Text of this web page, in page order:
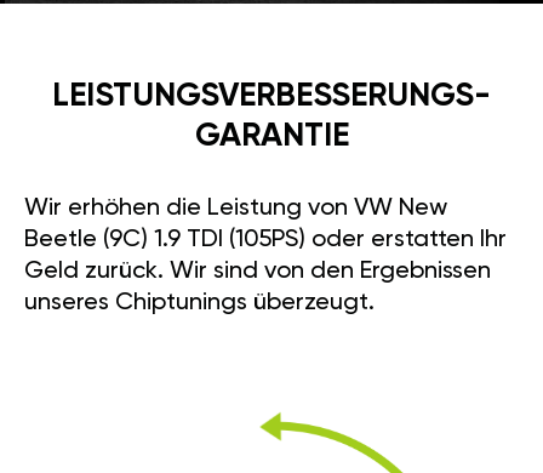
LEISTUNGSVERBESSE­RUNGS­
GARANTIE
Wir erhöhen die Leistung von VW New
Beetle (9C) 1.9 TDI (105PS) oder erstatten Ihr
Geld zurück. Wir sind von den Ergebnissen
unseres Chiptunings überzeugt.